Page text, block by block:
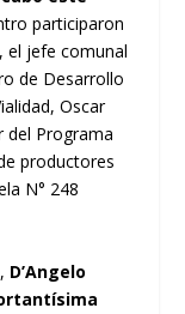
participaron
el jefe comunal
de Desarrollo
Oscar
del Programa
productores
N° 248
D’Angelo